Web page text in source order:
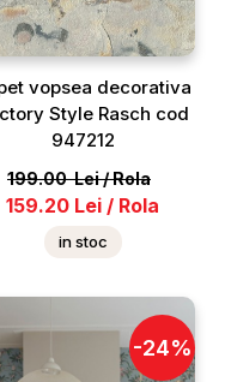
vopsea decorativa
Style Rasch cod
947212
199.00 Lei/Rola
159.20 Lei / Rola
in stoc
-24%